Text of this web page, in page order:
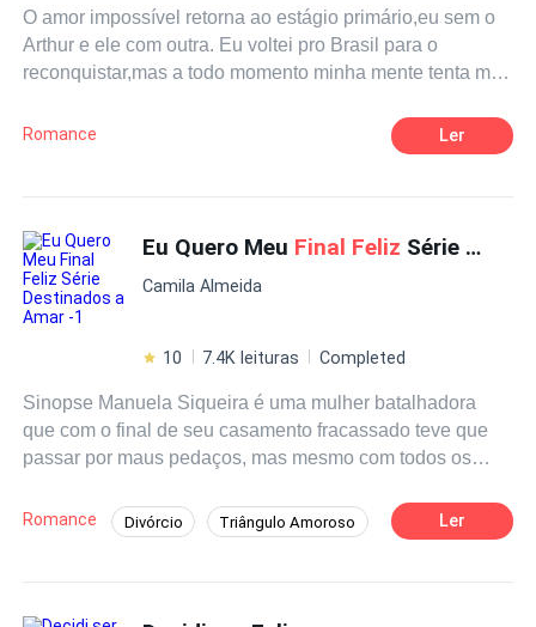
O amor impossível retorna ao estágio primário,eu sem o
Arthur e ele com outra. Eu voltei pro Brasil para o
reconquistar,mas a todo momento minha mente tenta me
meu amor,não agora que estou tão perto!!!.
Romance Ler
Eu Quero Meu Final Feliz Série Destinados a Amar -1
Camila Almeida
10 7.4K leituras Completed
Sinopse Manuela Siqueira é uma mulher batalhadora
que com o final de seu casamento fracassado teve que
passar por maus pedaços, mas mesmo com todos os
lado seus maiores presentes, suas filhas que são o seu
maior orgulho. Mas diante de tudo isso ela ainda sente
e dor... Vocês não podem perder! Venha conferir o
Romance Divórcio Triângulo Amoroso Ler